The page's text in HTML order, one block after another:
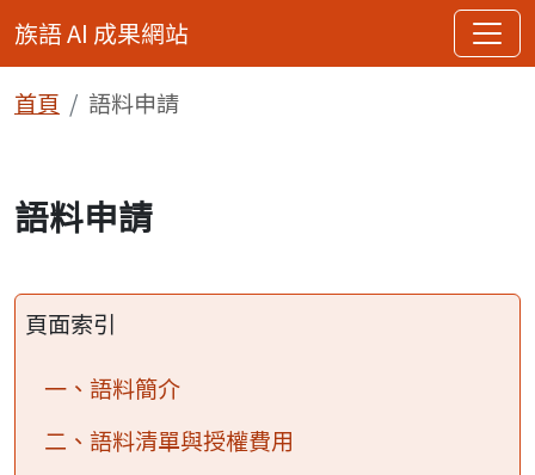
跳去主內容 網站導覽
族語 AI 成果網站
主
首頁 語料申請
語料申請
頁面索引
一、語料簡介
二、語料清單與授權費用